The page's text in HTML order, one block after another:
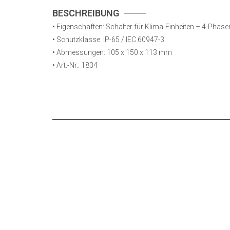
BESCHREIBUNG
• Eigenschaften: Schalter für Klima-Einheiten – 4-
• Schutzklasse: IP-65 / IEC 60947-3
• Abmessungen: 105 x 150 x 113 mm
• Art.-Nr.: 1834